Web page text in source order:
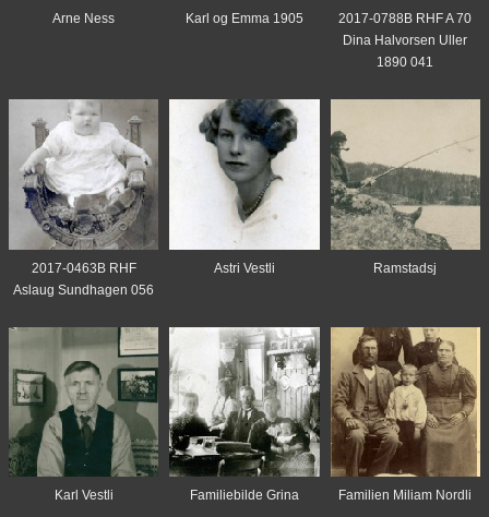
Arne Ness Karl og Emma 1905
2017-0788B RHF A 70
Dina Halvorsen Uller
1890 041
2017-0463B RHF
Aslaug Sundhagen 056
Astri Vestli Ramstadsj
Karl Vestli Familiebilde Grina Familien Miliam Nordli